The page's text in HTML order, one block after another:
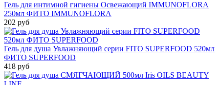
Гель для интимной гигиены Освежающий IMMUNOFLORA
250мл ФИТО IMMUNOFLORA
202 руб
Гель для душа Увлажняющий серии FITO SUPERFOOD 520мл
ФИТО SUPERFOOD
418 руб